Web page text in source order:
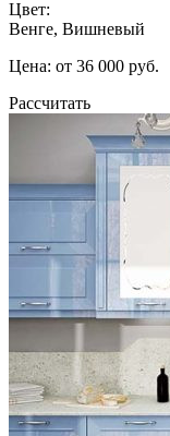
Цвет:
Венге, Вишневый
Цена: от 36 000 руб.
Рассчитать